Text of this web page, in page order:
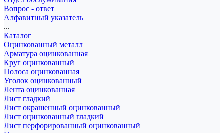
Вопрос - ответ
Алфавитный указатель
...
Каталог
Оцинкованный металл
Арматура оцинкованная
Круг оцинкованный
Полоса оцинкованная
Уголок оцинкованный
Лента оцинкованная
Лист гладкий
Лист окрашенный оцинкованный
Лист оцинкованный гладкий
Лист перфорированный оцинкованный